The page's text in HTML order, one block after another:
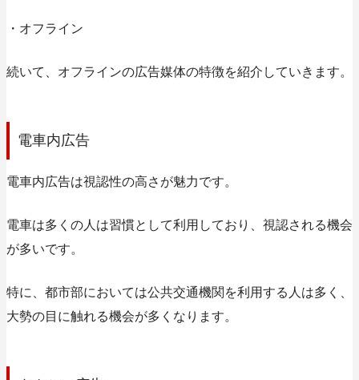
・オフライン
続いて、オフラインの広告媒体の特徴を紹介していきます。
電車内広告
電車内広告は視認性の高さが魅力です。
電車は多くの人は習慣として利用しており、視認される機会
が多いです。
特に、都市部においては公共交通機関を利用する人は多く、
大勢の目に触れる機会が多くなります。